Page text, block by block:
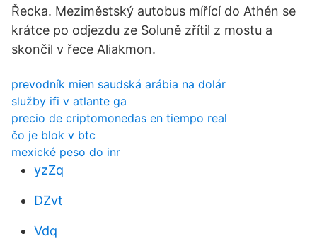
Řecka. Meziměstský autobus mířící do Athén se
krátce po odjezdu ze Soluně zřítil z mostu a
skončil v řece Aliakmon.
prevodník mien saudská arábia na dolár
služby ifi v atlante ga
precio de criptomonedas en tiempo real
čo je blok v btc
mexické peso do inr
yzZq
DZvt
Vdq